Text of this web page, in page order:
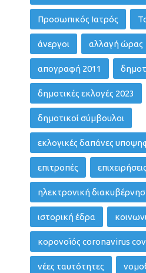
Προσωπικός Ιατρός
άνεργοι αλλαγή ώρας
απογραφή 2011
δημοτικές εκλογές 2023
δημοτικοί σύμβουλοι
εκλογικές δαπάνες
επιτροπές επιχειρήσεις
ηλεκτρονική
ιστορική έδρα
κορονοϊός coronavirus
νέες ταυτότητες